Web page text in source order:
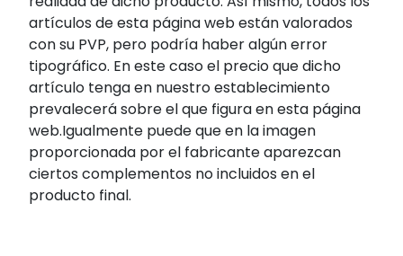
artículos de esta página web están valorados
con su PVP, pero podría haber algún error
tipográfico. En este caso el precio que dicho
artículo tenga en nuestro establecimiento
prevalecerá sobre el que figura en esta página
web.Igualmente puede que en la imagen
proporcionada por el fabricante aparezcan
ciertos complementos no incluidos en el
producto final.